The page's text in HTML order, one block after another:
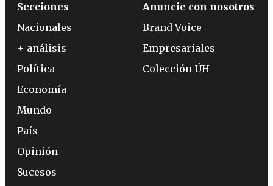
Secciones
Nacionales
+ análisis
Política
Economía
Mundo
País
Opinión
Sucesos
Anuncie con nosotros
Brand Voice
Empresariales
Colección ÚH